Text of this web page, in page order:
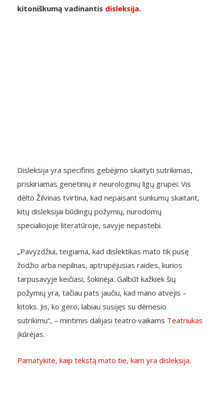
kitoniškumą vadinantis disleksija.
Disleksija yra specifinis gebėjimo skaityti sutrikimas,
priskiriamas genetinių ir neurologinių ligų grupei. Vis
dėlto Žilvinas tvirtina, kad nepaisant sunkumų skaitant,
kitų disleksijai būdingų požymių, nurodomų
specialiojoje literatūroje, savyje nepastebi.
„Pavyzdžiui, teigiama, kad dislektikas mato tik pusę
žodžio arba nepilnas, aptrupėjusias raides, kurios
tarpusavyje keičiasi, šokinėja. Galbūt kažkiek šių
požymių yra, tačiau pats jaučiu, kad mano atvejis –
kitoks. Jis, ko gero, labiau susijęs su dėmesio
sutrikimu“, – mintimis dalijasi teatro vaikams Teatriukas
įkūrėjas.
Pamatykite, kaip tekstą mato tie, kam yra disleksija.